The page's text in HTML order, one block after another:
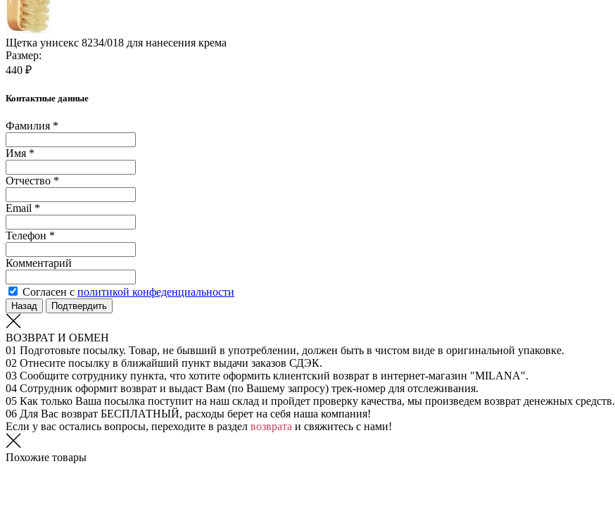
Щетка унисекс 8234/018 для нанесения крема
Размер:
440 ₽
Контактные данные
Фамилия *
Имя *
Отчество *
Email *
Телефон *
Комментарий
Согласен с политикой конфеденциальности
Назад Подтвердить
ВОЗВРАТ И ОБМЕН
01 Подготовьте посылку. Товар, не бывший в употреблении, должен быть в чистом виде в оригинальной упаковке.
02 Отнесите посылку в ближайший пункт выдачи заказов СДЭК.
03 Сообщите сотруднику пункта, что хотите оформить клиентский возврат в интернет-магазин "MILANA".
04 Сотрудник оформит возврат и выдаст Вам (по Вашему запросу) трек-номер для отслеживания.
05 Как только Ваша посылка поступит на наш склад и пройдет проверку качества, мы произведем возврат денежных средств.
06 Для Вас возврат БЕСПЛАТНЫЙ, расходы берет на себя наша компания!
Если у вас остались вопросы, переходите в раздел возврата и свяжитесь с нами!
Похожие товары